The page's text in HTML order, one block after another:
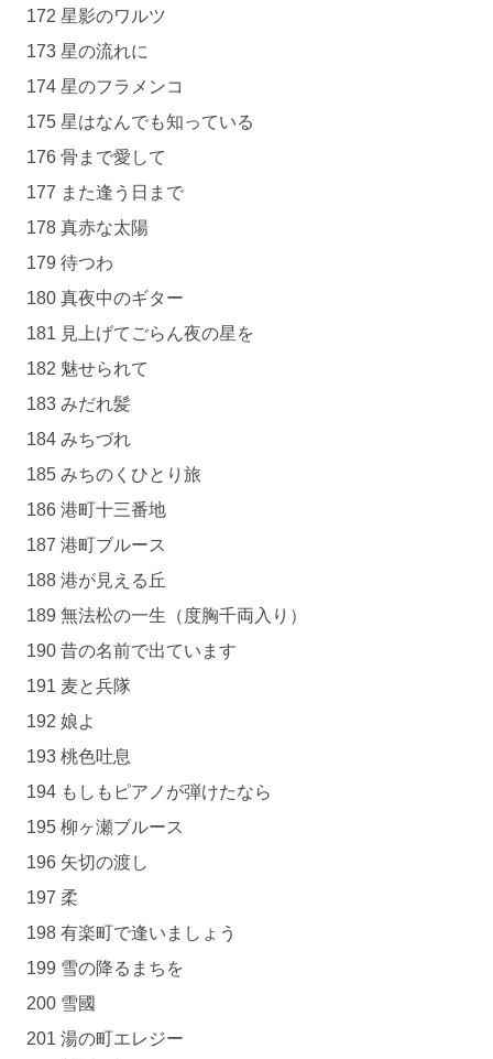
172 星影のワルツ
173 星の流れに
174 星のフラメンコ
175 星はなんでも知っている
176 骨まで愛して
177 また逢う日まで
178 真赤な太陽
179 待つわ
180 真夜中のギター
181 見上げてごらん夜の星を
182 魅せられて
183 みだれ髪
184 みちづれ
185 みちのくひとり旅
186 港町十三番地
187 港町ブルース
188 港が見える丘
189 無法松の一生（度胸千両入り）
190 昔の名前で出ています
191 麦と兵隊
192 娘よ
193 桃色吐息
194 もしもピアノが弾けたなら
195 柳ヶ瀬ブルース
196 矢切の渡し
197 柔
198 有楽町で逢いましょう
199 雪の降るまちを
200 雪國
201 湯の町エレジー